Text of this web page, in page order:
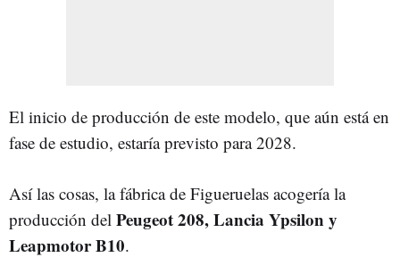
El inicio de producción de este modelo, que aún está en
fase de estudio, estaría previsto para 2028.
Así las cosas, la fábrica de Figueruelas acogería la
producción del Peugeot 208, Lancia Ypsilon y
Leapmotor B10.